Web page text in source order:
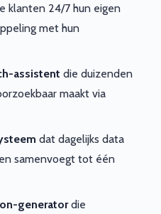
klanten 24/7 hun eigen
met hun
assistent die duizenden
maakt via
dat dagelijks data
samenvoegt tot één
generatordie